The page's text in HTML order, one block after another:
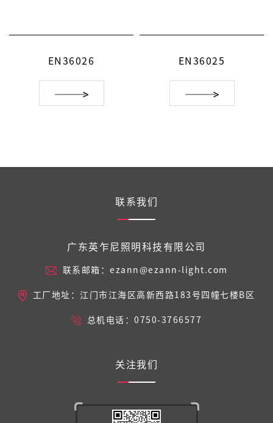
EN36026 EN36025
联系我们
广东英乍尼照明科技有限公司
联系邮箱：ezann@ezann-light.com
工厂地址：江门市江海区高新西路183号四幢七楼B区
总机电话：0750-3766577
关注我们